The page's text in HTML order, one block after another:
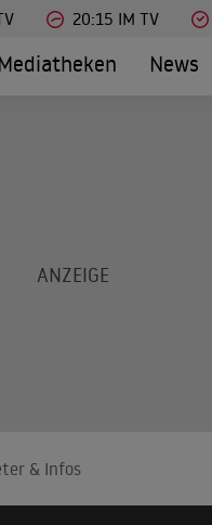
20:15 IM TV
Mediatheken News
& Infos